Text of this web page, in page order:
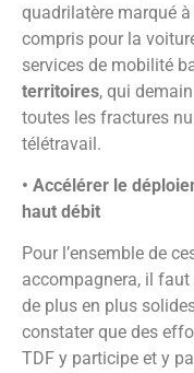
quadrilatère marqué
compris pour la
services de mobilité
territoires, qui
toutes les fractures
télétravail.
• Accélérer le
haut débit
Pour l’ensemble de
accompagnera, il
de plus en plus
constater que des
TDF y participe et y